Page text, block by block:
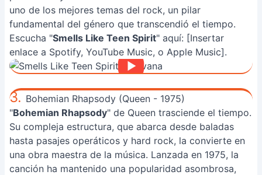
uno de los mejores temas del rock, un pilar
fundamental del género que transcendió el tiempo.
Escucha "Smells Like Teen Spirit" aquí: [Insertar
enlace a Spotify, YouTube Music, o Apple Music].
3. Bohemian Rhapsody (Queen - 1975)
"Bohemian Rhapsody" de Queen trasciende el tiempo.
Su compleja estructura, que abarca desde baladas
hasta pasajes operáticos y hard rock, la convierte en
una obra maestra de la música. Lanzada en 1975, la
canción ha mantenido una popularidad asombrosa,